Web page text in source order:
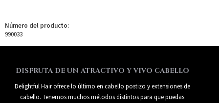
Número del producto:
990033
DISFRUTA DE UN ATRACTIVO Y VIVO CABELLO
Delightful Hair ofrece lo último en cabello postizo y extensiones de
cabello. Tenemos muchos métodos distintos para que puedas